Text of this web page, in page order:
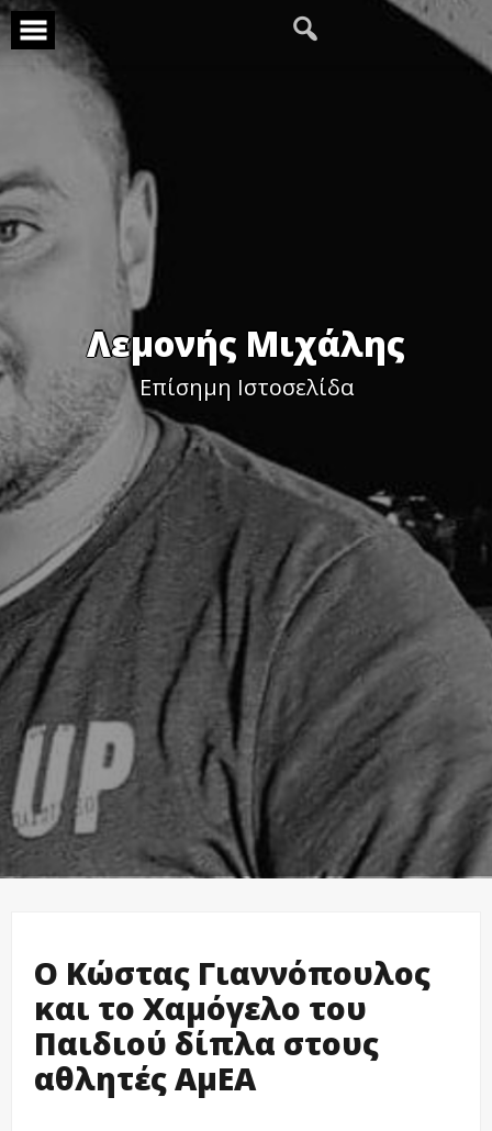
Skip
to
content
Λεμονής Μιχάλης
Επίσημη Ιστοσελίδα
Ο Κώστας Γιαννόπουλος
και το Χαμόγελο του
Παιδιού δίπλα στους
αθλητές ΑμΕΑ